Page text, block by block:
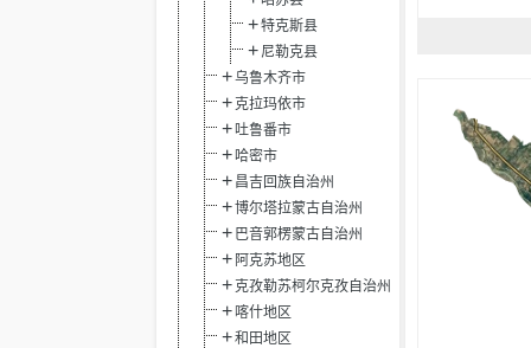
特克斯县
尼勒克县
乌鲁木齐市
克拉玛依市
吐鲁番市
哈密市
昌吉回族自治州
博尔塔拉蒙古自治州
巴音郭楞蒙古自治州
阿克苏地区
克孜勒苏柯尔克孜自治州
喀什地区
和田地区